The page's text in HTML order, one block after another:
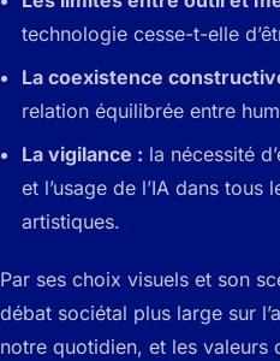
technologie cesse-t-elle
La coexistence
relation équilibrée entre
La vigilance : la nécessité
et l’usage de l’IA dans
artistiques.
Par ses choix visuels et son
débat sociétal plus large sur
notre quotidien, et les valeurs